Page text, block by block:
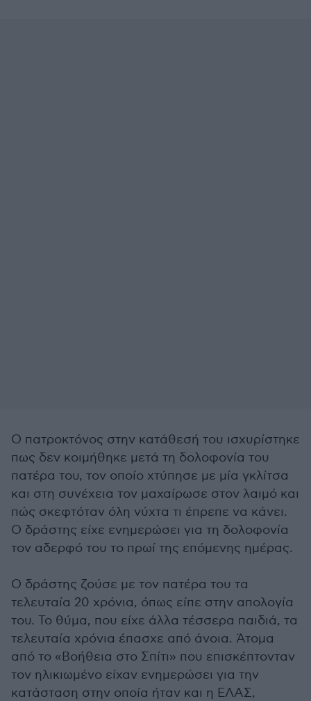
Ο πατροκτόνος στην κατάθεσή του ισχυρίστηκε
πως δεν κοιμήθηκε μετά τη δολοφονία του
πατέρα του, τον οποίο χτύπησε με μία γκλίτσα
και στη συνέχεια τον μαχαίρωσε στον λαιμό και
πώς σκεφτόταν όλη νύχτα τι έπρεπε να κάνει.
Ο δράστης είχε ενημερώσει για τη δολοφονία
τον αδερφό του το πρωί της επόμενης ημέρας.
Ο δράστης ζούσε με τον πατέρα του τα
τελευταία 20 χρόνια, όπως είπε στην απολογία
του. Το θύμα, που είχε άλλα τέσσερα παιδιά, τα
τελευταία χρόνια έπασχε από άνοια. Άτομα
από το «Βοήθεια στο Σπίτι» που επισκέπτονταν
τον ηλικιωμένο είχαν ενημερώσει για την
κατάσταση στην οποία ήταν και η ΕΛΑΣ,